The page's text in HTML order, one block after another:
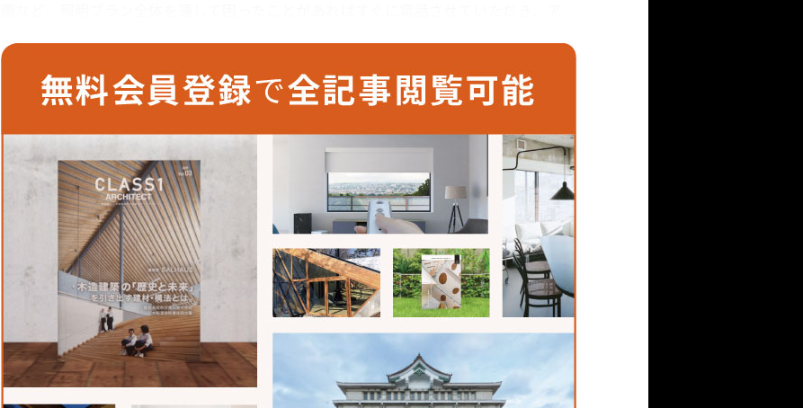
で照明のことなら何でも相談に乗っていただけるので、お世話になりっぱなしです
ね。特に営業の津下（つげ）さんは建築家とのネットワークも広い魅力的な方。技術
部門のスタッフの方々も親身になって考えてくださるので、頼りにしている建築家も
大光電機株式会社
〒541‐0043
大阪府大阪市中央区高麗橋3-2-7 高麗橋ビル6F
TEL：06-6222-6250
FAX：06-6222-6252
WEB：www.lighting-daiko.co.jp/